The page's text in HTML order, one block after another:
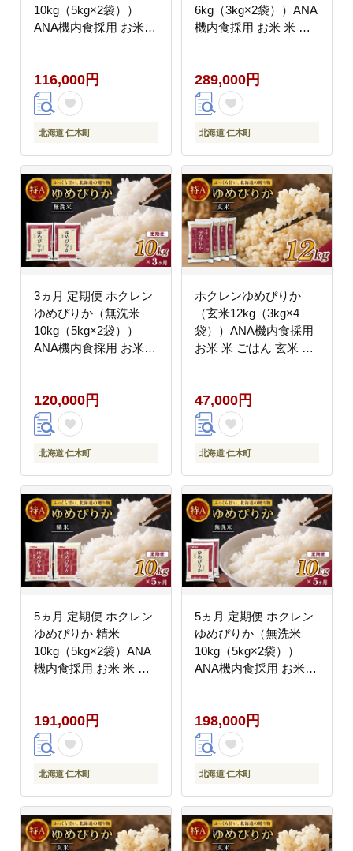
10kg（5kg×2袋））
ANA機内食採用 お米
新おたる]
116,000円
北海道 仁木町
6kg（3kg×2袋））ANA
機内食採用 お米 米 ご
289,000円
北海道 仁木町
3ヵ月 定期便 ホクレン
ゆめぴりか（無洗米
10kg（5kg×2袋））
ANA機内食採用 お米
[JA新おたる]
120,000円
北海道 仁木町
ホクレンゆめぴりか
（玄米12kg（3kg×4
袋））ANA機内食採用
お米 米 ごはん 玄米 国
47,000円
北海道 仁木町
5ヵ月 定期便 ホクレン
ゆめぴりか 精米
10kg（5kg×2袋）ANA
機内食採用 お米 米 ご
たる]
191,000円
北海道 仁木町
5ヵ月 定期便 ホクレン
ゆめぴりか（無洗米
10kg（5kg×2袋））
ANA機内食採用 お米
[JA新おたる]
198,000円
北海道 仁木町